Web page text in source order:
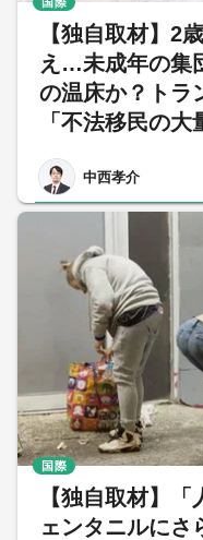
【独自取材】2
え…未成年の集
の温床か？トラ
「不法移民の大
中西孝介
【独自取材】
ェンタニルに
国際